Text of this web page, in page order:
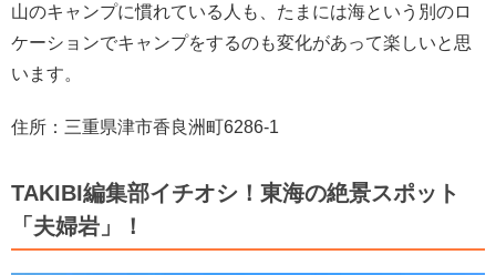
山のキャンプに慣れている人も、たまには海という別のロ
ケーションでキャンプをするのも変化があって楽しいと思
います。
住所：三重県津市香良洲町6286-1
TAKIBI編集部イチオシ！東海の絶景スポット
「夫婦岩」！